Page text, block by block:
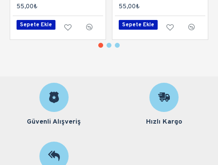
55,00₺
Sepete Ekle
55,00₺
Sepete Ekle
Güvenli Alışveriş Hızlı Kargo